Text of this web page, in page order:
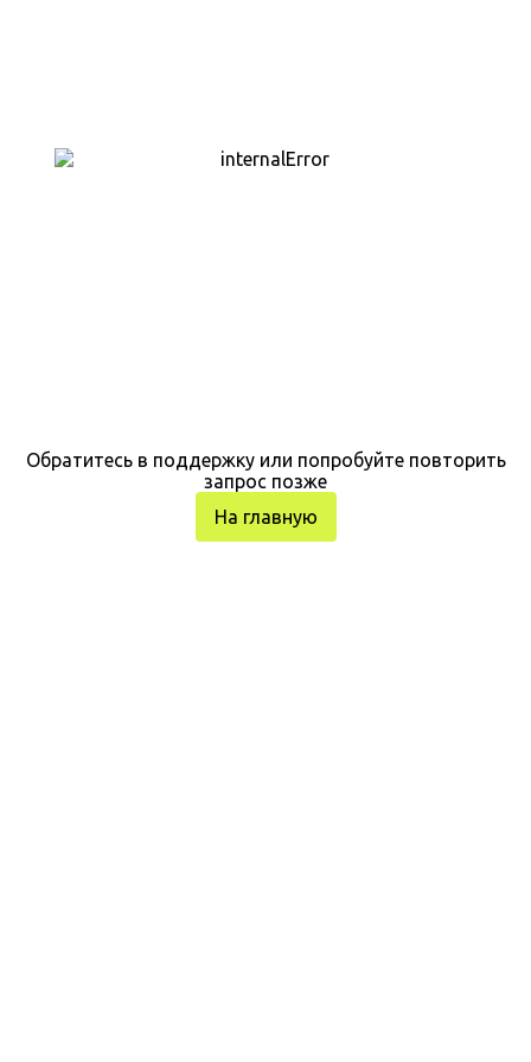
Обратитесь в поддержку или попробуйте повторить
запрос позже
На главную